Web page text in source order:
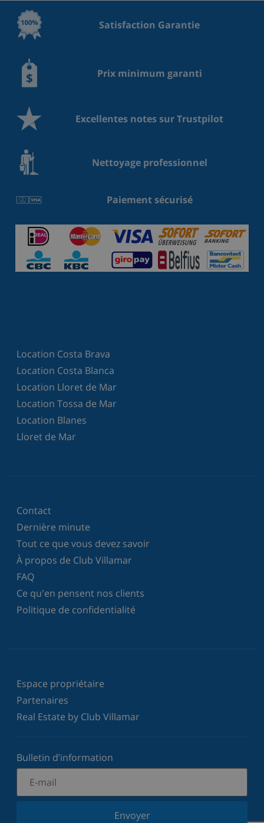
Satisfaction Garantie
Prix minimum garanti
Excellentes notes sur Trustpilot
Nettoyage professionnel
Paiement sécurisé
Location Costa Brava
Location Costa Blanca
Location Lloret de Mar
Location Tossa de Mar
Location Blanes
Lloret de Mar
Contact
Dernière minute
Tout ce que vous devez savoir
À propos de Club Villamar
FAQ
Ce qu'en pensent nos clients
Politique de confidentialité
Espace propriétaire
Partenaires
Real Estate by Club Villamar
Bulletin d’information
Envoyer